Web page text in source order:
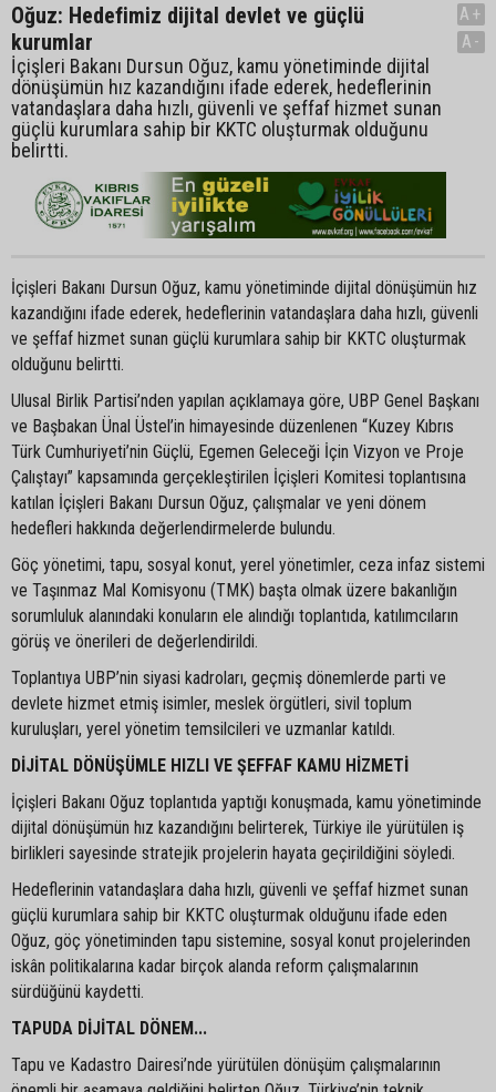
Oğuz: Hedefimiz dijital devlet ve güçlü
kurumlar
İçişleri Bakanı Dursun Oğuz, kamu yönetiminde dijital
dönüşümün hız kazandığını ifade ederek, hedeflerinin
vatandaşlara daha hızlı, güvenli ve şeffaf hizmet sunan
güçlü kurumlara sahip bir KKTC oluşturmak olduğunu
belirtti.
A+
A-
İçişleri Bakanı Dursun Oğuz, kamu yönetiminde dijital dönüşümün hız
kazandığını ifade ederek, hedeflerinin vatandaşlara daha hızlı, güvenli
ve şeffaf hizmet sunan güçlü kurumlara sahip bir KKTC oluşturmak
olduğunu belirtti.
Ulusal Birlik Partisi’nden yapılan açıklamaya göre, UBP Genel Başkanı
ve Başbakan Ünal Üstel’in himayesinde düzenlenen “Kuzey Kıbrıs
Türk Cumhuriyeti’nin Güçlü, Egemen Geleceği İçin Vizyon ve Proje
Çalıştayı” kapsamında gerçekleştirilen İçişleri Komitesi toplantısına
katılan İçişleri Bakanı Dursun Oğuz, çalışmalar ve yeni dönem
hedefleri hakkında değerlendirmelerde bulundu.
Göç yönetimi, tapu, sosyal konut, yerel yönetimler, ceza infaz sistemi
ve Taşınmaz Mal Komisyonu (TMK) başta olmak üzere bakanlığın
sorumluluk alanındaki konuların ele alındığı toplantıda, katılımcıların
görüş ve önerileri de değerlendirildi.
Toplantıya UBP’nin siyasi kadroları, geçmiş dönemlerde parti ve
devlete hizmet etmiş isimler, meslek örgütleri, sivil toplum
kuruluşları, yerel yönetim temsilcileri ve uzmanlar katıldı.
DİJİTAL DÖNÜŞÜMLE HIZLI VE ŞEFFAF KAMU HİZMETİ
İçişleri Bakanı Oğuz toplantıda yaptığı konuşmada, kamu yönetiminde
dijital dönüşümün hız kazandığını belirterek, Türkiye ile yürütülen iş
birlikleri sayesinde stratejik projelerin hayata geçirildiğini söyledi.
Hedeflerinin vatandaşlara daha hızlı, güvenli ve şeffaf hizmet sunan
güçlü kurumlara sahip bir KKTC oluşturmak olduğunu ifade eden
Oğuz, göç yönetiminden tapu sistemine, sosyal konut projelerinden
iskân politikalarına kadar birçok alanda reform çalışmalarının
sürdüğünü kaydetti.
TAPUDA DİJİTAL DÖNEM...
Tapu ve Kadastro Dairesi’nde yürütülen dönüşüm çalışmalarının